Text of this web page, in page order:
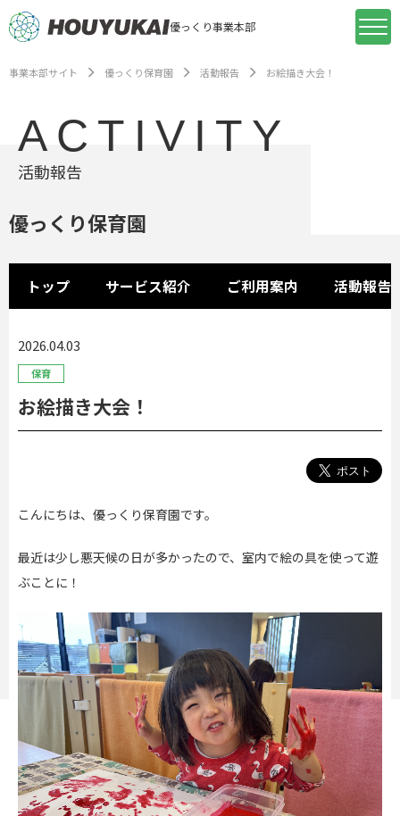
優っくり事業本部
事業本部サイト 優っくり保育園 活動報告 お絵描き大会！
ACTIVITY
活動報告
優っくり保育園
トップ サービス紹介 ご利用案内 活動報告
2026.04.03
保育
お絵描き大会！
こんにちは、優っくり保育園です。
最近は少し悪天候の日が多かったので、室内で絵の具を使って遊
ぶことに！